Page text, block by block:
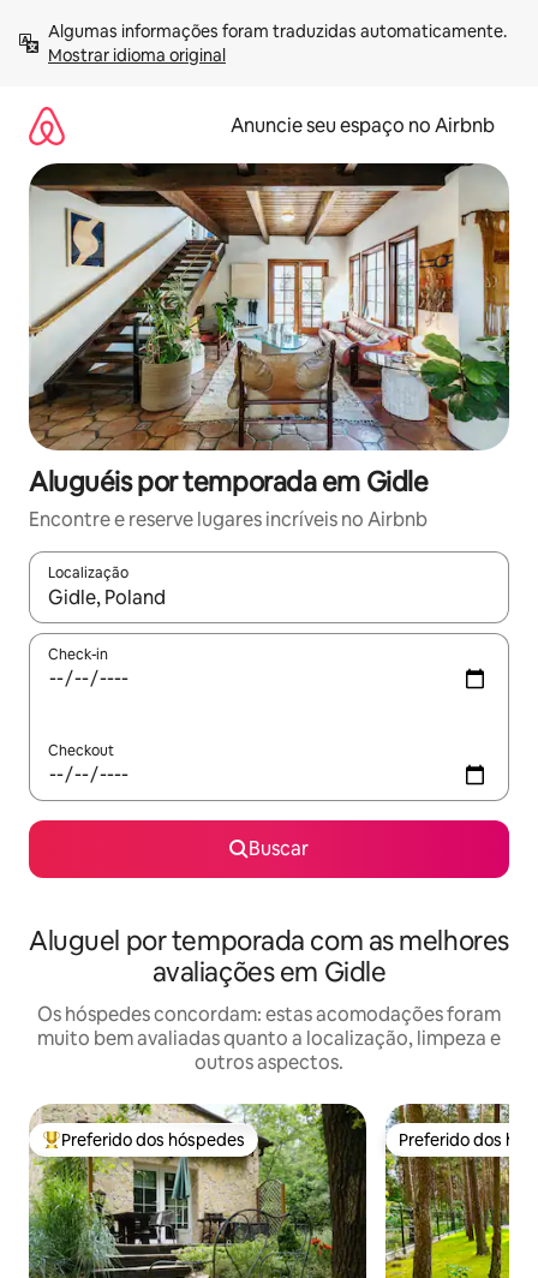
para
Mostrar idioma original
Anuncie seu espaço no Airbnb
Aluguéis por temporada em Gidle
Encontre e reserve lugares incríveis no Airbnb
Localização
Quando os resultados estiverem disponíveis, explore-os
Check-in
Checkout
Buscar
Aluguel por temporada com as melhores
avaliações em Gidle
Os hóspedes concordam: estas acomodações foram
muito bem avaliadas quanto a localização, limpeza e
outros aspectos.
Entre os melhores preferidos dos hóspedes
Preferido dos hóspedes Preferido dos
Preferido dos